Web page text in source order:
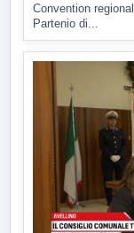
Convention
Partenio di...